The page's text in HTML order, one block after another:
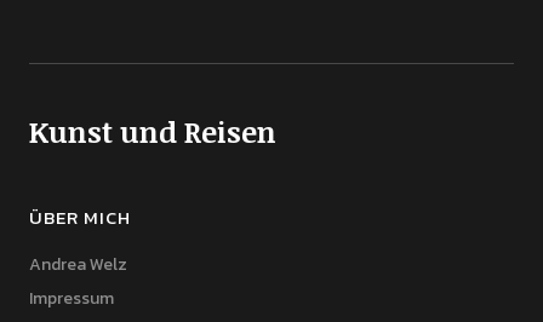
Kunst und Reisen
ÜBER MICH
Andrea Welz
Impressum